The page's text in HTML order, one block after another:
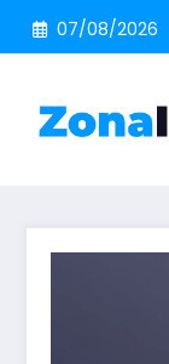
Pular
para
conteúdo
07/08/2026